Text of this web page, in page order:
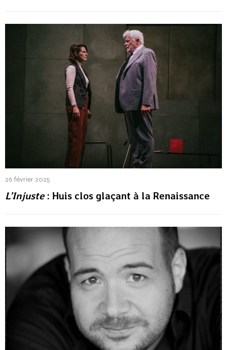
26 février 2025
L’Injuste: Huis clos glaçant à la Renaissance